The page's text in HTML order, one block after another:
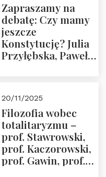
Zapraszamy na
debatę: Czy mamy
jeszcze
Konstytucję? Julia
Przyłębska, Paweł
Przemysław
Sobolewski – 4
grudnia 2025 r.
godz. 18:00.
20/11/2025
Filozofia wobec
totalitaryzmu –
prof. Stawrowski,
prof. Kaczorowski,
prof. Gawin, prof.